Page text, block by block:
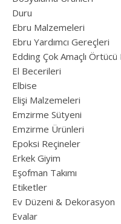
Duru
Ebru Malzemeleri
Ebru Yardımcı Gereçleri
Edding Çok Amaçlı
El Becerileri
Elbise
Elişi Malzemeleri
Emzirme Sütyeni
Emzirme Ürünleri
Epoksi Reçineler
Erkek Giyim
Eşofman Takımı
Etiketler
Ev Düzeni & Dekorasyon
Evalar